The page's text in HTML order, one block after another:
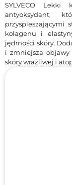
SYLVECO Lekki
antyoksydant,
przyspieszającymi
kolagenu i
jędrności skóry.
i zmniejsza
skóry wrażliwej i